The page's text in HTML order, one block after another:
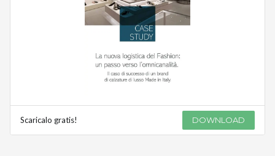
Scaricalo gratis! DOWNLOAD